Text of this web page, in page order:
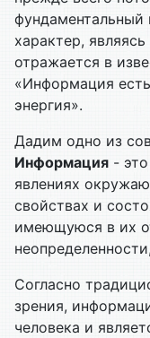
фундаментальный
характер,
отражается в
«Информация
энергия».
Дадим одно из
Информация -
явлениях
свойствах и
имеющуюся в их
Согласно
зрения,
человека и